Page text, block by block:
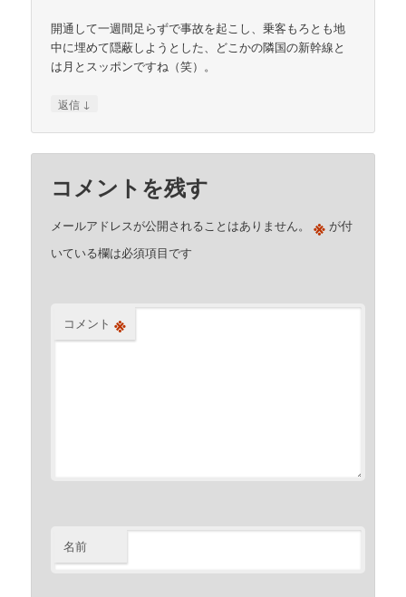
開通して一週間足らずで事故を起こし、乗客もろとも地
中に埋めて隠蔽しようとした、どこかの隣国の新幹線と
は月とスッポンですね（笑）。
返信 ↓
コメントを残す
メールアドレスが公開されることはありません。 ※ が付
いている欄は必須項目です
コメント ※
名前